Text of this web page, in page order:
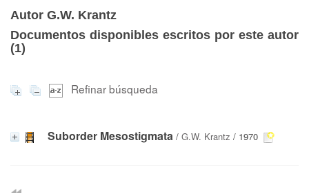
Autor G.W. Krantz
Documentos disponibles escritos por este autor
(1)
Refinar búsqueda
Suborder Mesostigmata / G.W. Krantz / 1970